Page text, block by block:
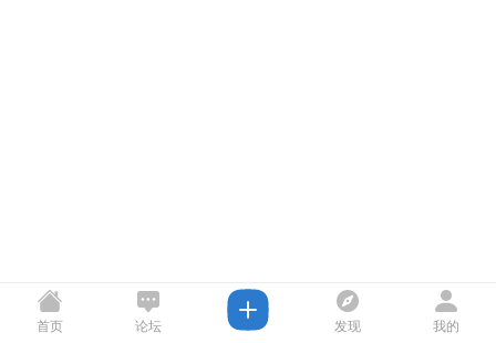
首页 论坛 发现 我的